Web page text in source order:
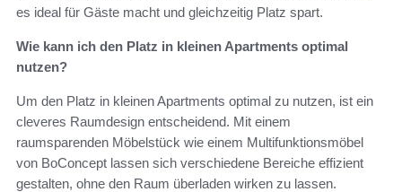
es ideal für Gäste macht und gleichzeitig Platz spart.
Wie kann ich den Platz in kleinen Apartments optimal
nutzen?
Um den Platz in kleinen Apartments optimal zu nutzen, ist ein
cleveres Raumdesign entscheidend. Mit einem
raumsparenden Möbelstück wie einem Multifunktionsmöbel
von BoConcept lassen sich verschiedene Bereiche effizient
gestalten, ohne den Raum überladen wirken zu lassen.